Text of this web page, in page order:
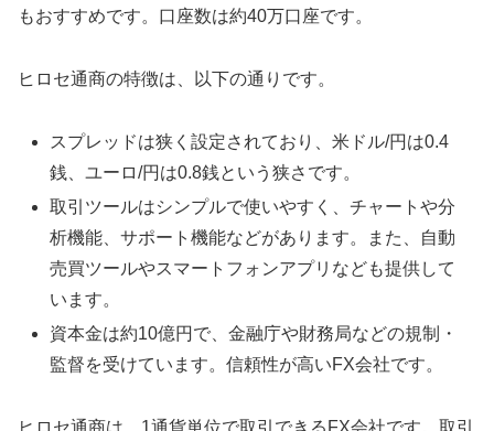
もおすすめです。口座数は約40万口座です。
ヒロセ通商の特徴は、以下の通りです。
スプレッドは狭く設定されており、米ドル/円は0.4
銭、ユーロ/円は0.8銭という狭さです。
取引ツールはシンプルで使いやすく、チャートや分
析機能、サポート機能などがあります。また、自動
売買ツールやスマートフォンアプリなども提供して
います。
資本金は約10億円で、金融庁や財務局などの規制・
監督を受けています。信頼性が高いFX会社です。
ヒロセ通商は、1通貨単位で取引できるFX会社です。取引